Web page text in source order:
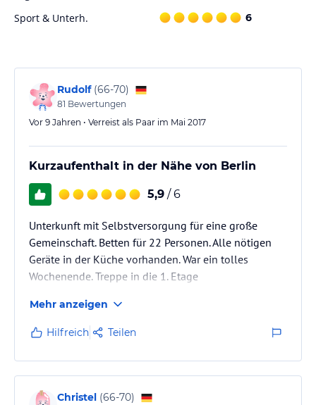
Sport & Unterh. 6
Rudolf (66-70)
81 Bewertungen
Vor 9 Jahren • Verreist als Paar im Mai 2017
Kurzaufenthalt in der Nähe von Berlin
5,9 / 6
Unterkunft mit Selbstversorgung für eine große
Gemeinschaft. Betten für 22 Personen. Alle nötigen
Geräte in der Küche vorhanden. War ein tolles
Wochenende. Treppe in die 1. Etage
Mehr anzeigen
Hilfreich Teilen
Christel (66-70)